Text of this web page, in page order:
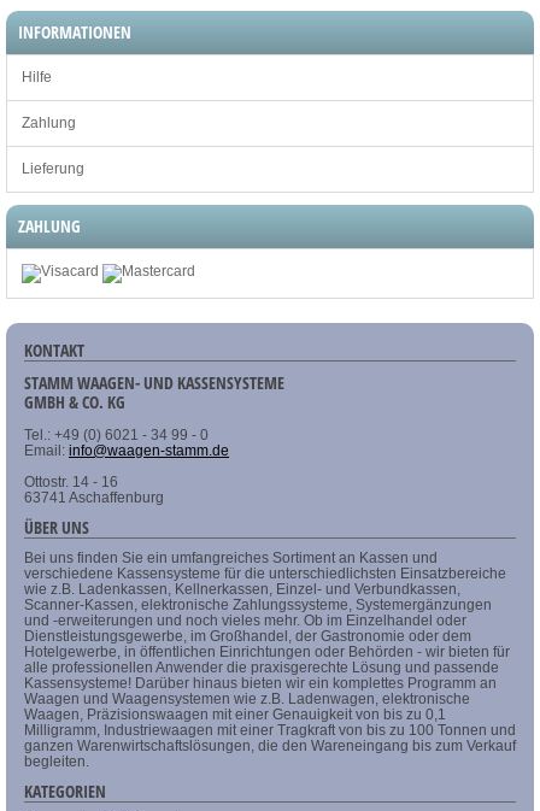
INFORMATIONEN
Hilfe
Zahlung
Lieferung
ZAHLUNG
KONTAKT
STAMM WAAGEN- UND KASSENSYSTEME
GMBH & CO. KG
Tel.: +49 (0) 6021 - 34 99 - 0
Email: info@waagen-stamm.de
Ottostr. 14 - 16
63741 Aschaffenburg
ÜBER UNS
Bei uns finden Sie ein umfangreiches Sortiment an Kassen und
verschiedene Kassensysteme für die unterschiedlichsten Einsatzbereiche
wie z.B. Ladenkassen, Kellnerkassen, Einzel- und Verbundkassen,
Scanner-Kassen, elektronische Zahlungssysteme, Systemergänzungen
und -erweiterungen und noch vieles mehr. Ob im Einzelhandel oder
Dienstleistungsgewerbe, im Großhandel, der Gastronomie oder dem
Hotelgewerbe, in öffentlichen Einrichtungen oder Behörden - wir bieten für
alle professionellen Anwender die praxisgerechte Lösung und passende
Kassensysteme! Darüber hinaus bieten wir ein komplettes Programm an
Waagen und Waagensystemen wie z.B. Ladenwagen, elektronische
Waagen, Präzisionswaagen mit einer Genauigkeit von bis zu 0,1
Milligramm, Industriewaagen mit einer Tragkraft von bis zu 100 Tonnen und
ganzen Warenwirtschaftslösungen, die den Wareneingang bis zum Verkauf
begleiten.
KATEGORIEN